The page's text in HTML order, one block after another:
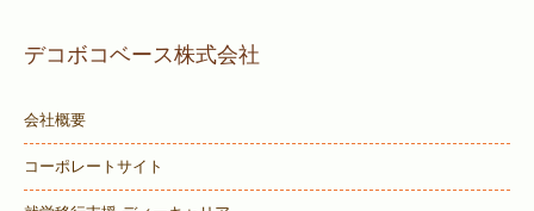
デコボコベース株式会社
会社概要
コーポレートサイト